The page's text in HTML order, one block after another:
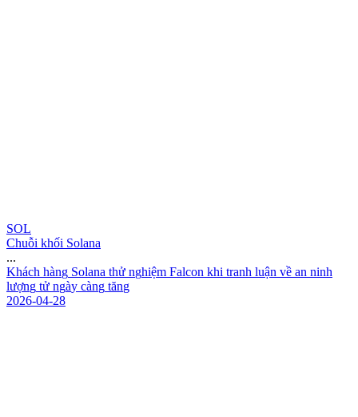
SOL
Chuỗi khối Solana
...
Khách hàng Solana thử nghiệm Falcon khi tranh luận về an ninh
lượng tử ngày càng tăng
2026-04-28